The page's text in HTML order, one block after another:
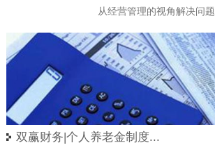
从经营管理的视角解决问题
双赢财务|个人养老金制度...